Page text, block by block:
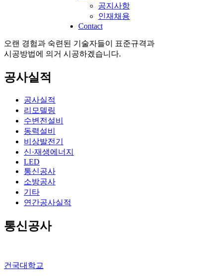
공지사항
인재채용
Contact
오랜 경험과 숙련된 기술자들이 표준규격과
시공방법에 의거 시공하겠습니다.
공사실적
공사실적
리모델링
수변전설비
동력설비
비상발전기
신·재생에너지
LED
통신공사
소방공사
기타
연간공사실적
통신공사
건국대학교